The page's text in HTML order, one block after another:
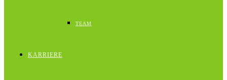
TEAM
KARRIERE